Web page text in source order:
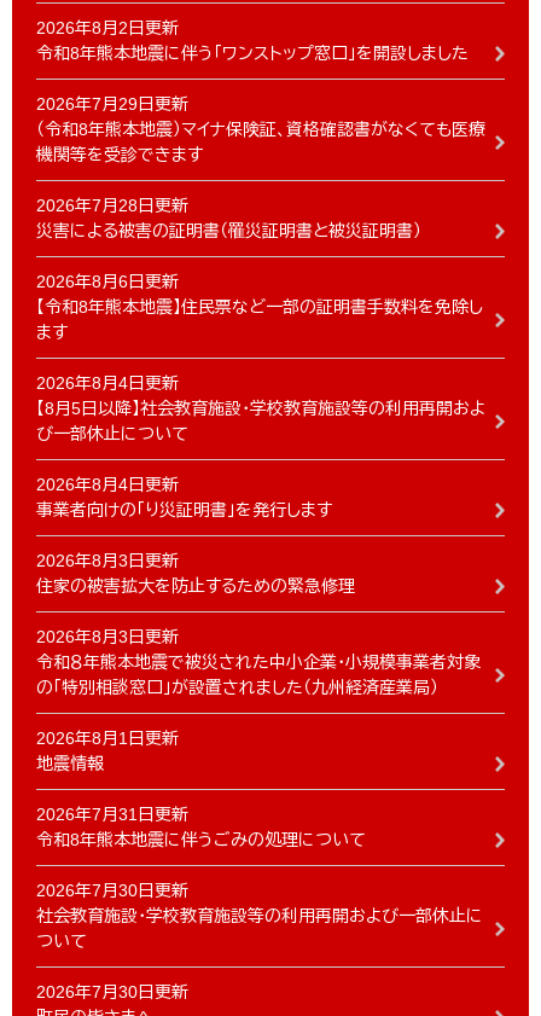
2026年8月2日更新
令和8年熊本地震に伴う「ワンストップ窓口」を開設しました
2026年7月29日更新
（令和8年熊本地震）マイナ保険証、資格確認書がなくても医療
機関等を受診できます
2026年7月28日更新
災害による被害の証明書（罹災証明書と被災証明書）
2026年8月6日更新
【令和8年熊本地震】住民票など一部の証明書手数料を免除し
ます
2026年8月4日更新
【8月5日以降】社会教育施設・学校教育施設等の利用再開およ
び一部休止について
2026年8月4日更新
事業者向けの「り災証明書」を発行します
2026年8月3日更新
住家の被害拡大を防止するための緊急修理
2026年8月3日更新
令和８年熊本地震で被災された中小企業・小規模事業者対象
の「特別相談窓口」が設置されました（九州経済産業局）
2026年8月1日更新
地震情報
2026年7月31日更新
令和8年熊本地震に伴うごみの処理について
2026年7月30日更新
社会教育施設・学校教育施設等の利用再開および一部休止に
ついて
2026年7月30日更新